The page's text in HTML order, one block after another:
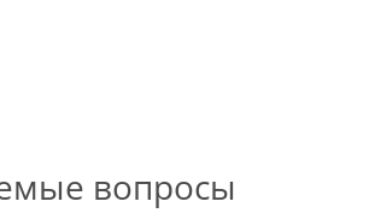
вопросы